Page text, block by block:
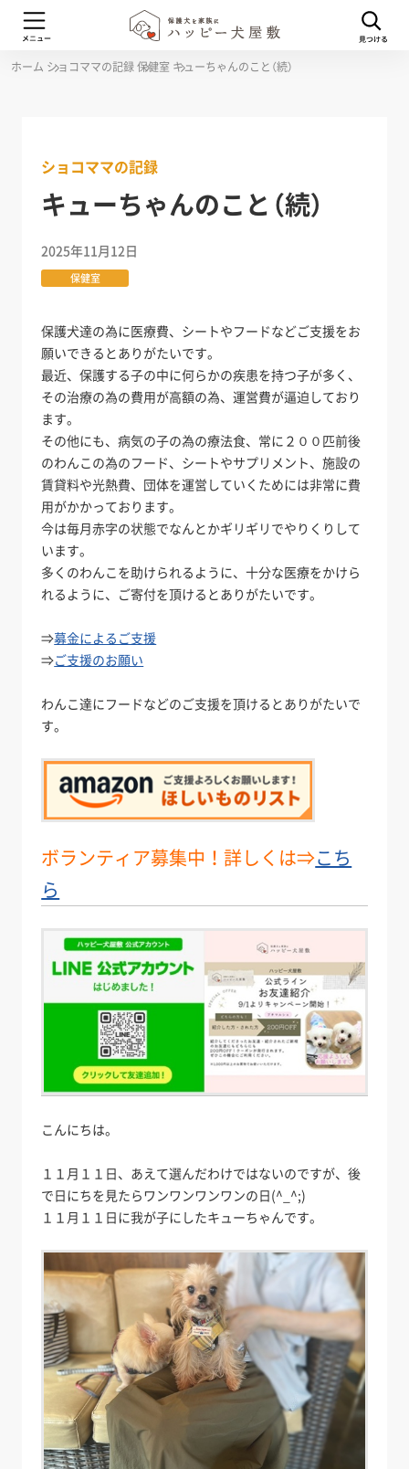
ホーム ショコママの記録保健室 キューちゃんのこと（続）
ショコママの記録
キューちゃんのこと（続）
2025年11月12日
保健室
保護犬達の為に医療費、シートやフードなどご支援をお
願いできるとありがたいです。
最近、保護する子の中に何らかの疾患を持つ子が多く、
その治療の為の費用が高額の為、運営費が逼迫しており
ます。
その他にも、病気の子の為の療法食、常に２００匹前後
のわんこの為のフード、シートやサプリメント、施設の
賃貸料や光熱費、団体を運営していくためには非常に費
用がかかっております。
今は毎月赤字の状態でなんとかギリギリでやりくりして
います。
多くのわんこを助けられるように、十分な医療をかけら
れるように、ご寄付を頂けるとありがたいです。
⇒募金によるご支援
⇒ご支援のお願い
わんこ達にフードなどのご支援を頂けるとありがたいで
す。
ボランティア募集中！詳しくは⇒こち
ら
こんにちは。
１１月１１日、あえて選んだわけではないのですが、後
で日にちを見たらワンワンワンワンの日(^_^;)
１１月１１日に我が子にしたキューちゃんです。